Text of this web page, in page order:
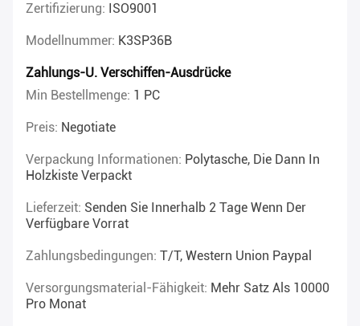
Zertifizierung: ISO9001
Modellnummer: K3SP36B
Zahlungs-U. Verschiffen-Ausdrücke
Min Bestellmenge: 1 PC
Preis: Negotiate
Verpackung Informationen: Polytasche, Die Dann In
Holzkiste Verpackt
Lieferzeit: Senden Sie Innerhalb 2 Tage Wenn Der
Verfügbare Vorrat
Zahlungsbedingungen: T/T, Western Union Paypal
Versorgungsmaterial-Fähigkeit: Mehr Satz Als 10000
Pro Monat